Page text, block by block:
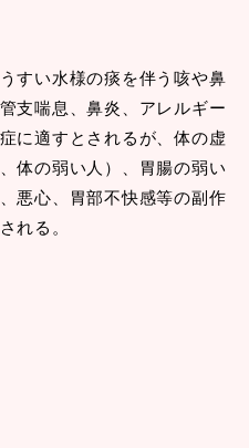
すい水様の痰を伴う咳や鼻
支喘息、鼻炎、アレルギー
に適すとされるが、体の虚
体の弱い人）、胃腸の弱い
悪心、胃部不快感等の副作
れる。